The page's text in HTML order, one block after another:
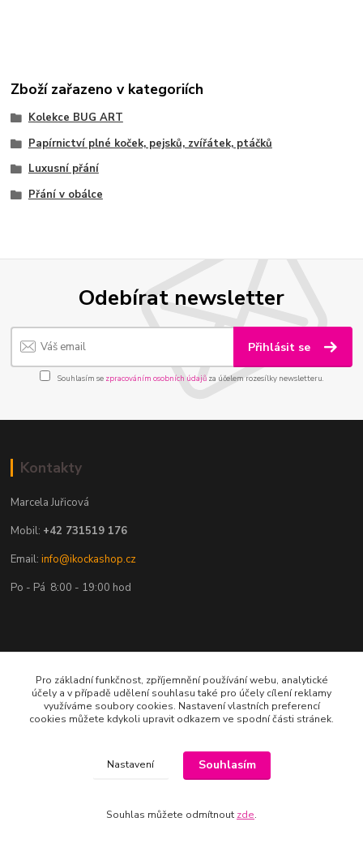
Zboží zařazeno v kategoriích
Kolekce BUG ART
Papírnictví plné koček, pejsků, zvířátek, ptáčků
Luxusní přání
Přání v obálce
Odebírat newsletter
Přihlásit se
Souhlasím se zpracováním osobních údajůza účelem rozesílky newsletteru.
Kontakty
Marcela Juřicová
Mobil: +42 731519 176
Email:info@ikockashop.cz
Po - Pá 8:00 - 19:00 hod
Provozovatel
MAJU Eshop s.r.o.
Pro základní funkčnost, zpříjemnění používání webu, analytické
účely a v případě udělení souhlasu také pro účely cílení reklamy
využíváme soubory cookies. Nastavení vlastních preferencí
cookies můžete kdykoli upravit odkazem ve spodní části stránek.
Nastavení Souhlasím
Souhlas můžete odmítnout zde.